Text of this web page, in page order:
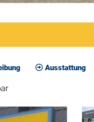
Ausstattung